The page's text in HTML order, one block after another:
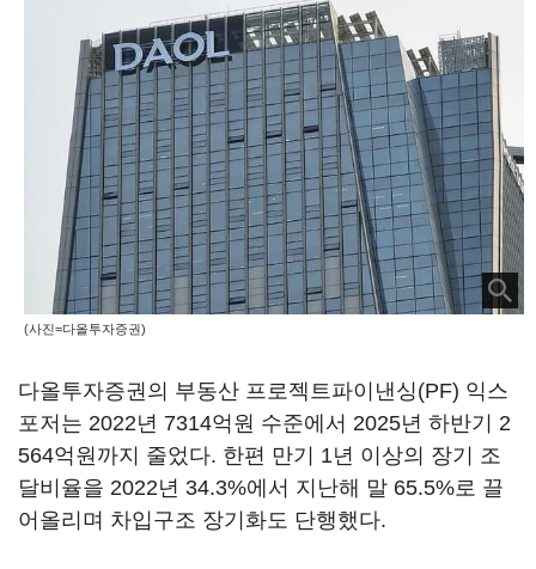
(사진=다올투자증권)
다올투자증권의 부동산 프로젝트파이낸싱(PF) 익스
포저는 2022년 7314억원 수준에서 2025년 하반기 2
564억원까지 줄었다. 한편 만기 1년 이상의 장기 조
달비율을 2022년 34.3%에서 지난해 말 65.5%로 끌
어올리며 차입구조 장기화도 단행했다.